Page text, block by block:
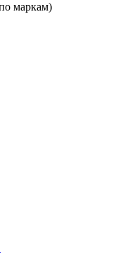
маркам)